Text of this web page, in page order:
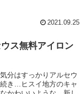
2021.09.25
ス無料アイロン
分はすっかりアルセウ
き…ヒスイ地方のキャ